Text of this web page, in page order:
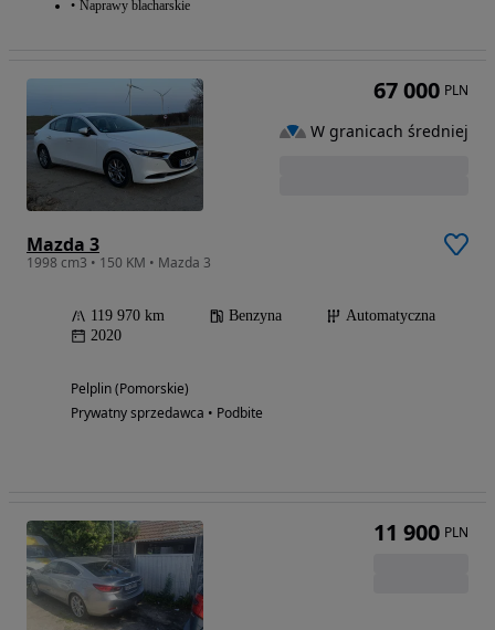
Naprawy blacharskie
Mazda 3
1998 cm3 • 150 KM • Mazda 3
119 970 km Benzyna
Automatyczna
2020
Pelplin (Pomorskie)
Prywatny sprzedawca • Podbite
67 000 PLN
W granicach średniej
11 900 PLN